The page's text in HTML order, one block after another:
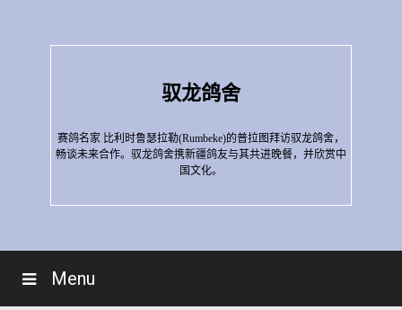
驭龙鸽舍
赛鸽名家 比利时鲁瑟拉勒(Rumbeke)的普拉图拜访驭龙鸽舍，
畅谈未来合作。驭龙鸽舍携新疆鸽友与其共进晚餐，并欣赏中
国文化。
Menu